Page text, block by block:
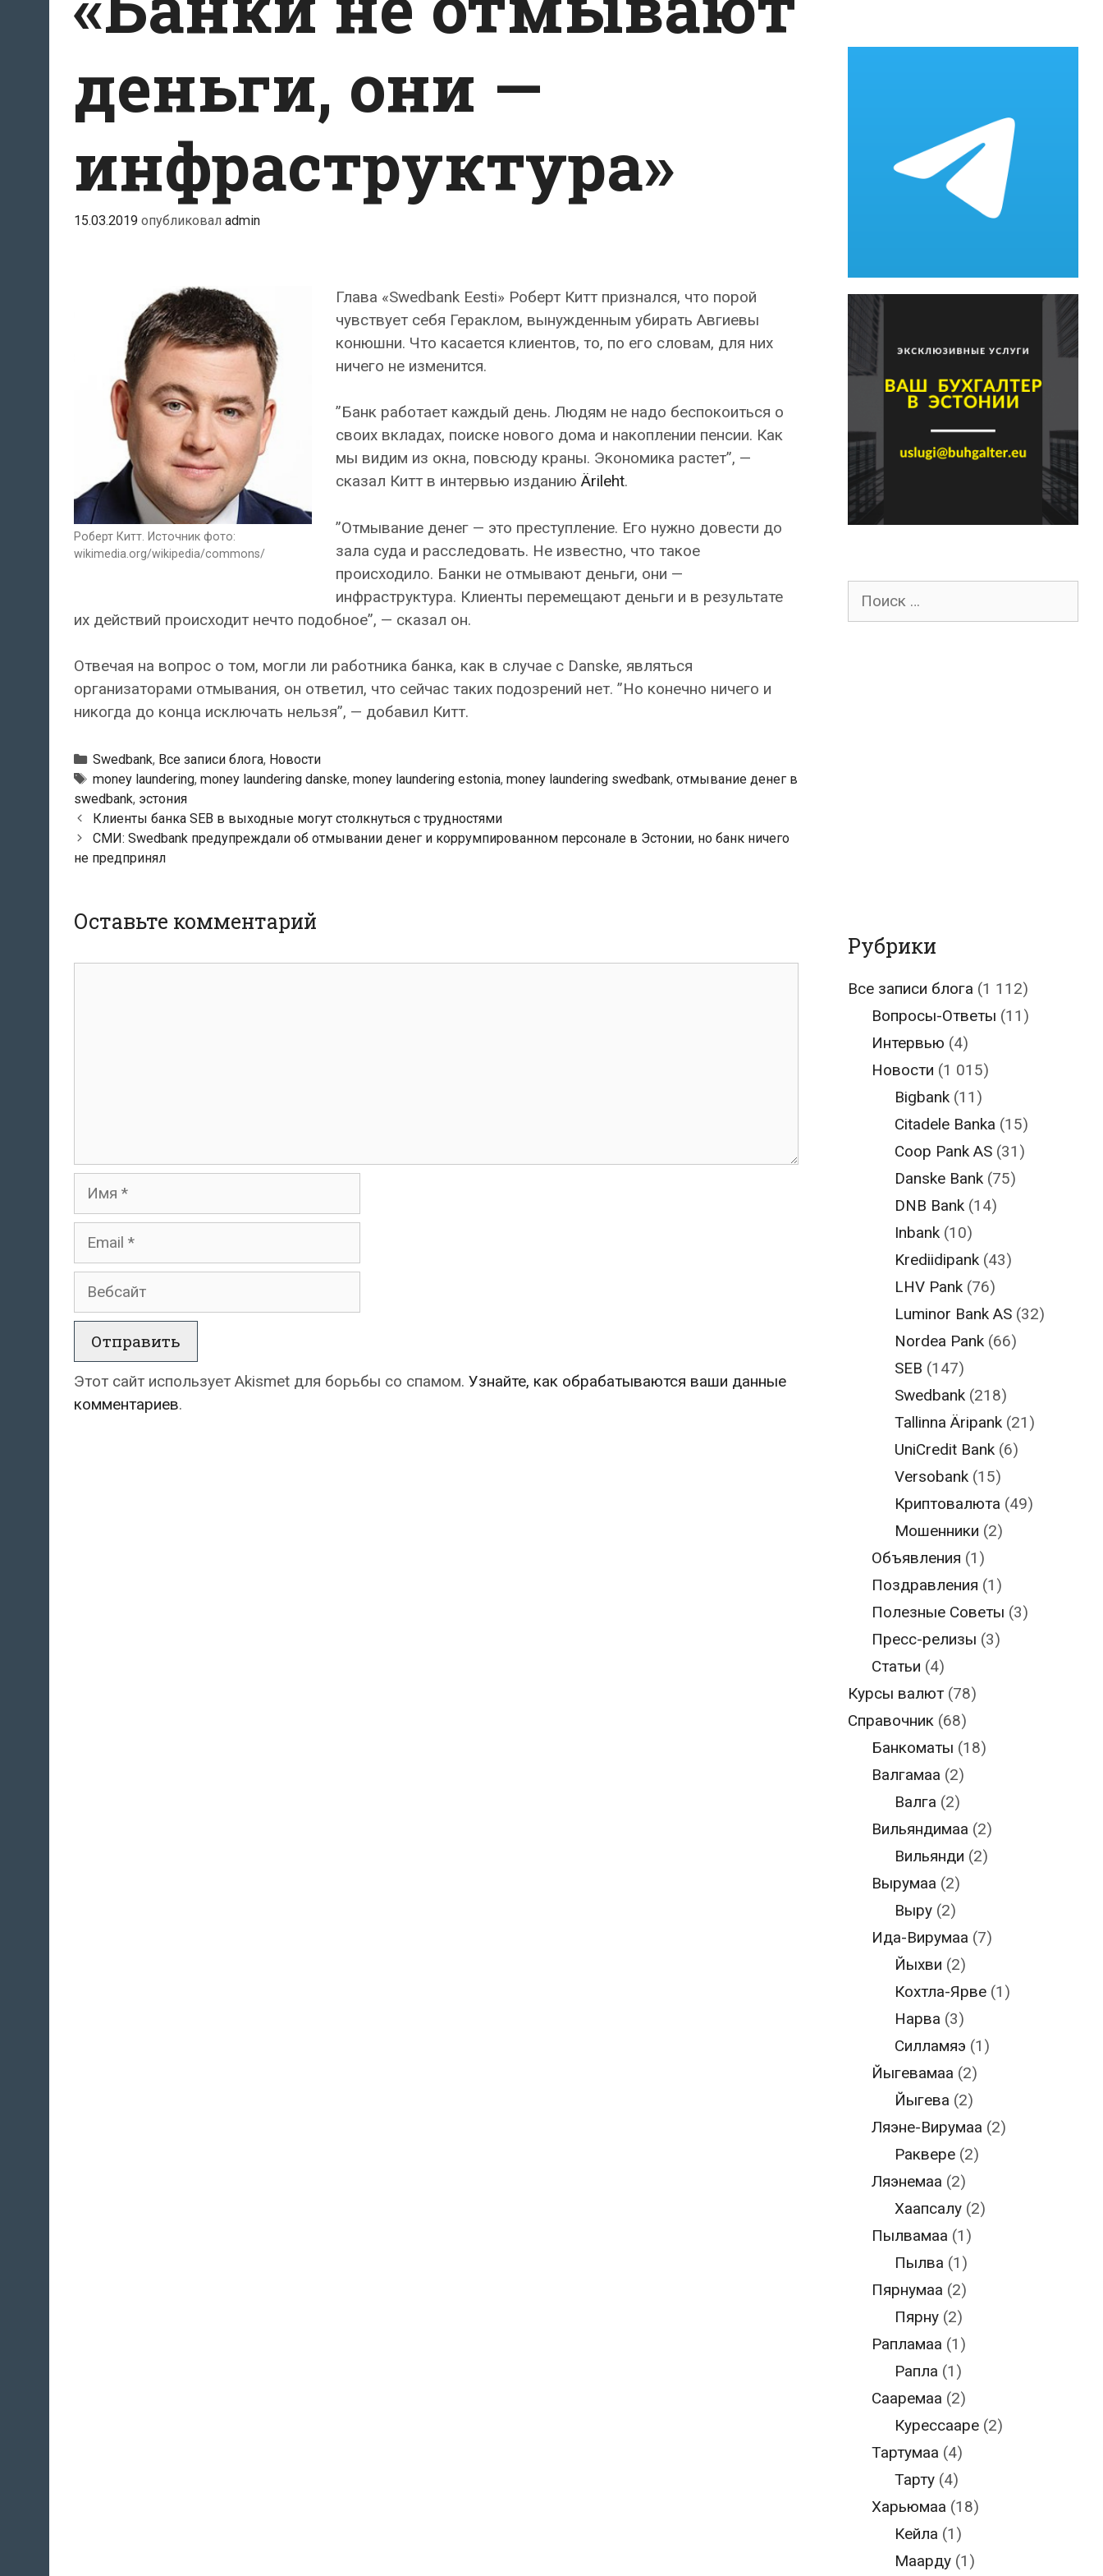
деньги, они —
инфраструктура»
15.03.2019 опубликовал admin
Роберт Китт. Источник фото:
wikimedia.org/wikipedia/commons/
Глава «Swedbank Eesti» Роберт Китт признался, что порой
чувствует себя Гераклом, вынужденным убирать Авгиевы
конюшни. Что касается клиентов, то, по его словам, для них
ничего не изменится.
”Банк работает каждый день. Людям не надо беспокоиться о
своих вкладах, поиске нового дома и накоплении пенсии. Как
мы видим из окна, повсюду краны. Экономика растет”, —
сказал Китт в интервью изданию Ärileht.
”Отмывание денег — это преступление. Его нужно довести до
зала суда и расследовать. Не известно, что такое
происходило. Банки не отмывают деньги, они —
инфраструктура. Клиенты перемещают деньги и в результате
их действий происходит нечто подобное”, — сказал он.
Отвечая на вопрос о том, могли ли работника банка, как в случае с Danske, являться
организаторами отмывания, он ответил, что сейчас таких подозрений нет. ”Но конечно ничего и
никогда до конца исключать нельзя”, — добавил Китт.
Рубрики
Swedbank, Все записи блога, Новости
Тэги
money laundering, money laundering danske, money laundering estonia, money laundering swedbank, отмывание денег в
swedbank, эстония
Навигация
по
записям
Клиенты банка SEB в выходные могут столкнуться с трудностями
СМИ: Swedbank предупреждали об отмывании денег и коррумпированном персонале в Эстонии, но банк ничего
не предпринял
Оставьте комментарий
Имя
Email
Вебсайт
Этот сайт использует Akismet для борьбы со спамом. Узнайте, как обрабатываются ваши данные
комментариев.
Поиск
Рубрики
Все записи блога (1 112)
Вопросы-Ответы (11)
Интервью (4)
Новости (1 015)
Bigbank (11)
Citadele Banka (15)
Coop Pank AS (31)
Danske Bank (75)
DNB Bank (14)
Inbank (10)
Krediidipank (43)
LHV Pank (76)
Luminor Bank AS (32)
Nordea Pank (66)
SEB (147)
Swedbank (218)
Tallinna Äripank (21)
UniCredit Bank (6)
Versobank (15)
Криптовалюта (49)
Мошенники (2)
Объявления (1)
Поздравления (1)
Полезные Советы (3)
Пресс-релизы (3)
Статьи (4)
Курсы валют (78)
Справочник (68)
Банкоматы (18)
Валгамаа (2)
Валга (2)
Вильяндимаа (2)
Вильянди (2)
Вырумаа (2)
Выру (2)
Ида-Вирумаа (7)
Йыхви (2)
Кохтла-Ярве (1)
Нарва (3)
Силламяэ (1)
Йыгевамаа (2)
Йыгева (2)
Ляэне-Вирумаа (2)
Раквере (2)
Ляэнемаа (2)
Хаапсалу (2)
Пылвамаа (1)
Пылва (1)
Пярнумаа (2)
Пярну (2)
Рапламаа (1)
Рапла (1)
Сааремаа (2)
Курессааре (2)
Тартумаа (4)
Тарту (4)
Харьюмаа (18)
Кейла (1)
Маарду (1)